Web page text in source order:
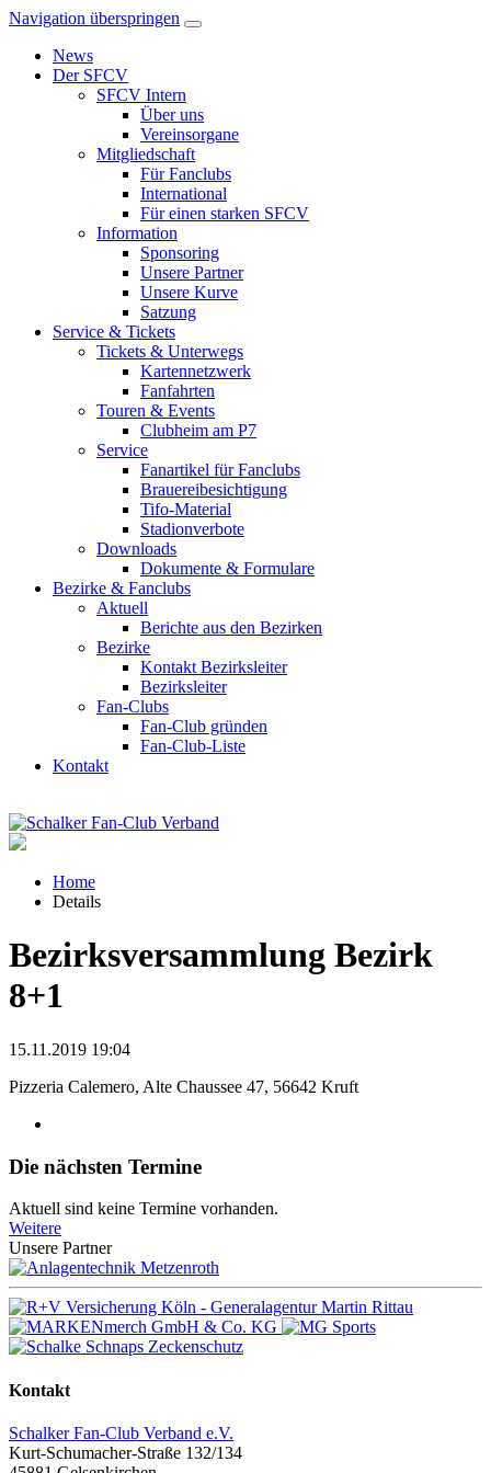
Navigation überspringen
News
Der SFCV
SFCV Intern
Über uns
Vereinsorgane
Mitgliedschaft
Für Fanclubs
International
Für einen starken SFCV
Information
Sponsoring
Unsere Partner
Unsere Kurve
Satzung
Service & Tickets
Tickets & Unterwegs
Kartennetzwerk
Fanfahrten
Touren & Events
Clubheim am P7
Service
Fanartikel für Fanclubs
Brauereibesichtigung
Tifo-Material
Stadionverbote
Downloads
Dokumente & Formulare
Bezirke & Fanclubs
Aktuell
Berichte aus den Bezirken
Bezirke
Kontakt Bezirksleiter
Bezirksleiter
Fan-Clubs
Fan-Club gründen
Fan-Club-Liste
Kontakt
Home
Details
Bezirksversammlung Bezirk
8+1
15.11.2019 19:04
Pizzeria Calemero, Alte Chaussee 47, 56642 Kruft
Die nächsten Termine
Aktuell sind keine Termine vorhanden.
Weitere
Unsere Partner
Kontakt
Schalker Fan-Club Verband e.V.
Kurt-Schumacher-Straße 132/134